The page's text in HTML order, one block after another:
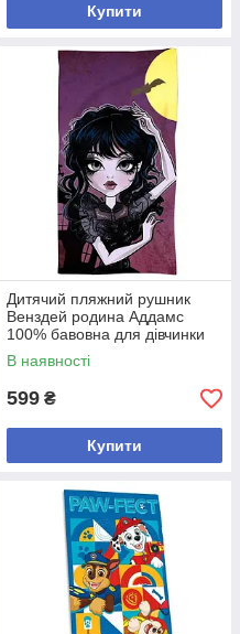
Купити
Дитячий пляжний рушник
Венздей родина Аддамс
100% бавовна для дівчинки
70х140 см
В наявності
599 ₴
Купити